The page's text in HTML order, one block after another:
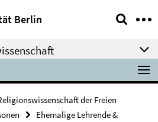
Berlin
der Freien
Ehemalige Lehrende &